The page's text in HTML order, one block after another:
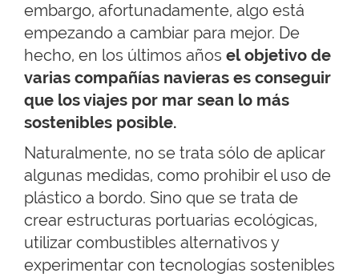
embargo, afortunadamente, algo está
empezando a cambiar para mejor. De
hecho, en los últimos años el objetivo de
varias compañías navieras es conseguir
que los viajes por mar sean lo más
sostenibles posible.
Naturalmente, no se trata sólo de aplicar
algunas medidas, como prohibir el uso de
plástico a bordo. Sino que se trata de
crear estructuras portuarias ecológicas,
utilizar combustibles alternativos y
experimentar con tecnologías sostenibles